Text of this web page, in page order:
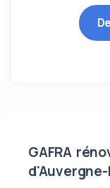
GAFRA